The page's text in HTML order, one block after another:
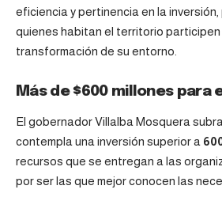
eficiencia y pertinencia en la
quienes habitan el territorio
transformación de su entorno.
Más de $600 millones para
El gobernador Villalba Mosquera
contempla una inversión superior a
recursos que se entregan a las
por ser las que mejor conocen las